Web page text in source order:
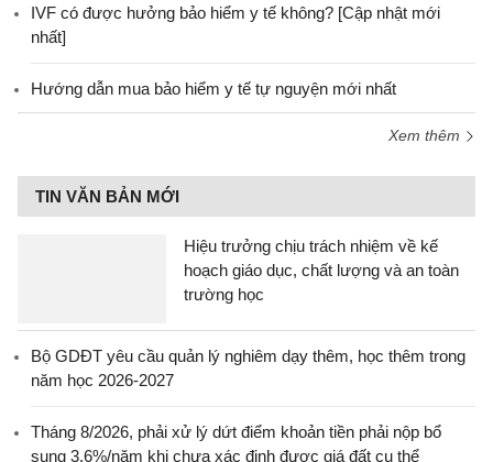
IVF có được hưởng bảo hiểm y tế không? [Cập nhật mới
nhất]
Hướng dẫn mua bảo hiểm y tế tự nguyện mới nhất
Xem thêm
TIN VĂN BẢN MỚI
Hiệu trưởng chịu trách nhiệm về kế
hoạch giáo dục, chất lượng và an toàn
trường học
Bộ GDĐT yêu cầu quản lý nghiêm dạy thêm, học thêm trong
năm học 2026-2027
Tháng 8/2026, phải xử lý dứt điểm khoản tiền phải nộp bổ
sung 3,6%/năm khi chưa xác định được giá đất cụ thể